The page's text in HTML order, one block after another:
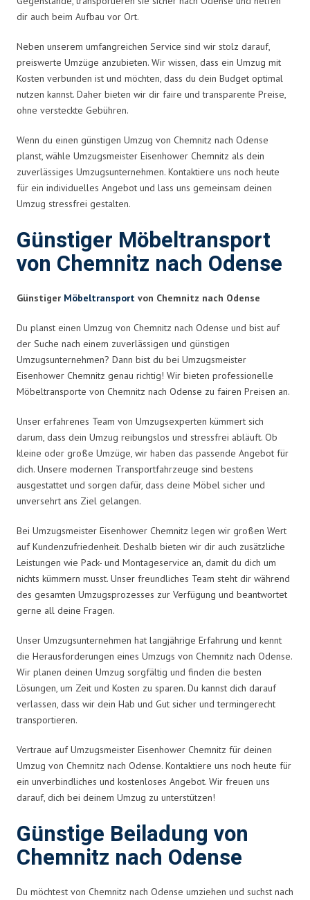
dir auch beim Aufbau vor Ort.
Neben unserem umfangreichen Service sind wir stolz darauf,
preiswerte Umzüge anzubieten. Wir wissen, dass ein Umzug mit
Kosten verbunden ist und möchten, dass du dein Budget optimal
nutzen kannst. Daher bieten wir dir faire und transparente Preise,
ohne versteckte Gebühren.
Wenn du einen günstigen Umzug von Chemnitz nach Odense
planst, wähle Umzugsmeister Eisenhower Chemnitz als dein
zuverlässiges Umzugsunternehmen. Kontaktiere uns noch heute
für ein individuelles Angebot und lass uns gemeinsam deinen
Umzug stressfrei gestalten.
Günstiger Möbeltransport
von Chemnitz nach Odense
Günstiger Möbeltransport von Chemnitz nach Odense
Du planst einen Umzug von Chemnitz nach Odense und bist auf
der Suche nach einem zuverlässigen und günstigen
Umzugsunternehmen? Dann bist du bei Umzugsmeister
Eisenhower Chemnitz genau richtig! Wir bieten professionelle
Möbeltransporte von Chemnitz nach Odense zu fairen Preisen an.
Unser erfahrenes Team von Umzugsexperten kümmert sich
darum, dass dein Umzug reibungslos und stressfrei abläuft. Ob
kleine oder große Umzüge, wir haben das passende Angebot für
dich. Unsere modernen Transportfahrzeuge sind bestens
ausgestattet und sorgen dafür, dass deine Möbel sicher und
unversehrt ans Ziel gelangen.
Bei Umzugsmeister Eisenhower Chemnitz legen wir großen Wert
auf Kundenzufriedenheit. Deshalb bieten wir dir auch zusätzliche
Leistungen wie Pack- und Montageservice an, damit du dich um
nichts kümmern musst. Unser freundliches Team steht dir während
des gesamten Umzugsprozesses zur Verfügung und beantwortet
gerne all deine Fragen.
Unser Umzugsunternehmen hat langjährige Erfahrung und kennt
die Herausforderungen eines Umzugs von Chemnitz nach Odense.
Wir planen deinen Umzug sorgfältig und finden die besten
Lösungen, um Zeit und Kosten zu sparen. Du kannst dich darauf
verlassen, dass wir dein Hab und Gut sicher und termingerecht
transportieren.
Vertraue auf Umzugsmeister Eisenhower Chemnitz für deinen
Umzug von Chemnitz nach Odense. Kontaktiere uns noch heute für
ein unverbindliches und kostenloses Angebot. Wir freuen uns
darauf, dich bei deinem Umzug zu unterstützen!
Günstige Beiladung von
Chemnitz nach Odense
Du möchtest von Chemnitz nach Odense umziehen und suchst nach